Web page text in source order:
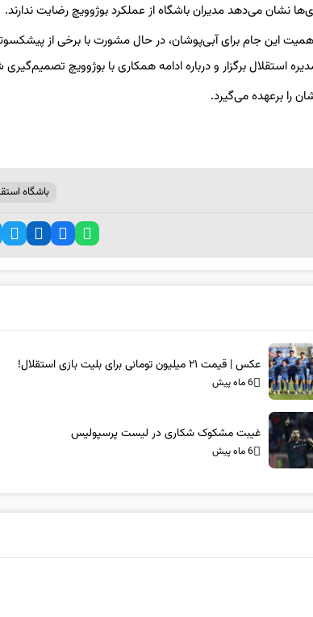
نشان می‌دهد مدیران باشگاه از عملکرد بوژوویچ رضایت ندارند.
این جام برای آبی‌پوشان، در حال مشورت با برخی از
برگزار و درباره ادامه همکاری با بوژوویچ تصمیم‌گیری
را برعهده می‌گیرد.
باشگاه
عکس | قیمت ۲۱ میلیون تومانی برای بلیت بازی استقلال!
6 ماه پیش
غیبت مشکوک شکاری در لیست پرسپولیس
6 ماه پیش